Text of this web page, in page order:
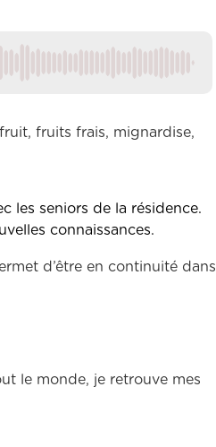
fruits frais, mignardise,
les seniors de la résidence.
connaissances.
d’être en continuité dans
le monde, je retrouve mes